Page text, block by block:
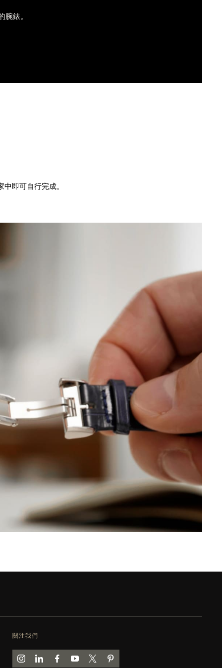
腕錶。
即可自行完成。
關注我們
前往積家 INSTAGRAM 頁面
前往積家 LINKEDIN 頁面
前往積家 FACEBOOK 頁面
前往積家 YOUTUBE 頁面
前往積家推特頁面
前往積家 PINTEREST 頁面